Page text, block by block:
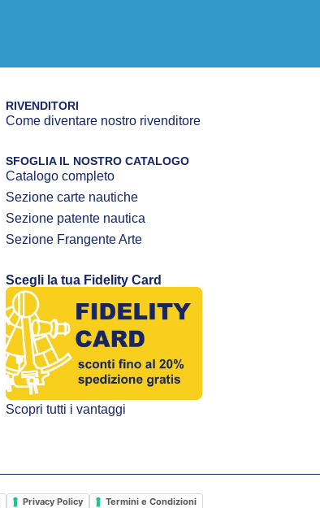
RIVENDITORI
Come diventare nostro rivenditore
SFOGLIA IL NOSTRO CATALOGO
Catalogo completo
Sezione carte nautiche
Sezione patente nautica
Sezione Frangente Arte
Scegli la tua Fidelity Card
Scopri tutti i vantaggi
Privacy Policy Termini e Condizioni